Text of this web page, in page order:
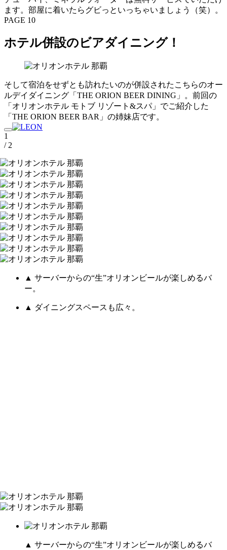
ます。部屋に着いたらグビっといっちゃいましょう（笑）。
PAGE 10
ホテル併設のビアダイニング！
そして宿泊をせずとも訪れたいのが併設されたこちらのオー
ルデイダイニング「THE ORION BEER DINING」。前回の
「オリオンホテル モトブ リゾート&スパ」でご紹介した
「THE ORION BEER BAR」の姉妹店です。
1
/ 2
▲ サーバーからの“生”オリオンビールが楽しめるバ
ー。
▲ ダイニングスペースも広々。
▲ サーバーからの“生”オリオンビールが楽しめるバ